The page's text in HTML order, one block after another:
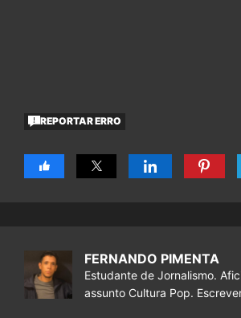
REPORTAR ERRO
FERNANDO PIMENTA
Estudante de Jornalismo.
assunto Cultura Pop.